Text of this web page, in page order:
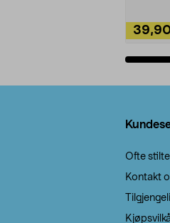
Ofte
Kontakt